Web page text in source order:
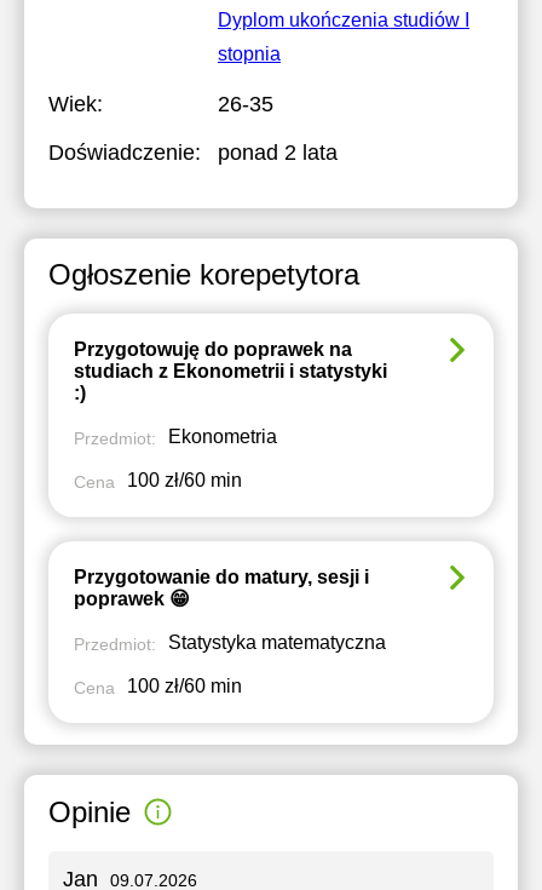
Dyplom ukończenia studiów I
stopnia
Wiek:
26-35
Doświadczenie:
ponad 2 lata
Ogłoszenie korepetytora
Przygotowuję do poprawek na
studiach z Ekonometrii i statystyki
:)
Przedmiot: Ekonometria
Cena 100 zł/60 min
Przygotowanie do matury, sesji i
poprawek 😁
Przedmiot: Statystyka matematyczna
Cena 100 zł/60 min
Opinie
Jan 09.07.2026